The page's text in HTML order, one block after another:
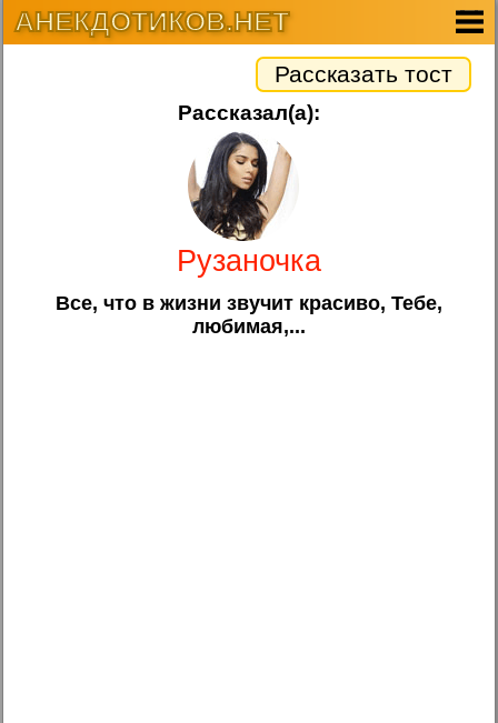
АНЕКДОТИКОВ.НЕТ
Рассказать тост
Рассказал(а):
Рузаночка
Все, что в жизни звучит красиво, Тебе,
любимая,...